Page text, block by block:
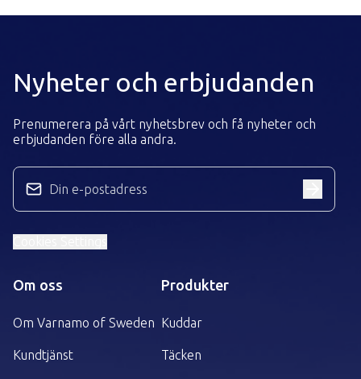
Nyheter och erbjudanden
Prenumerera på vårt nyhetsbrev och få nyheter och
erbjudanden före alla andra.
Din e-postadress
Om oss
Om Varnamo of Sweden
Kundtjänst
Produkter
Kuddar
Täcken